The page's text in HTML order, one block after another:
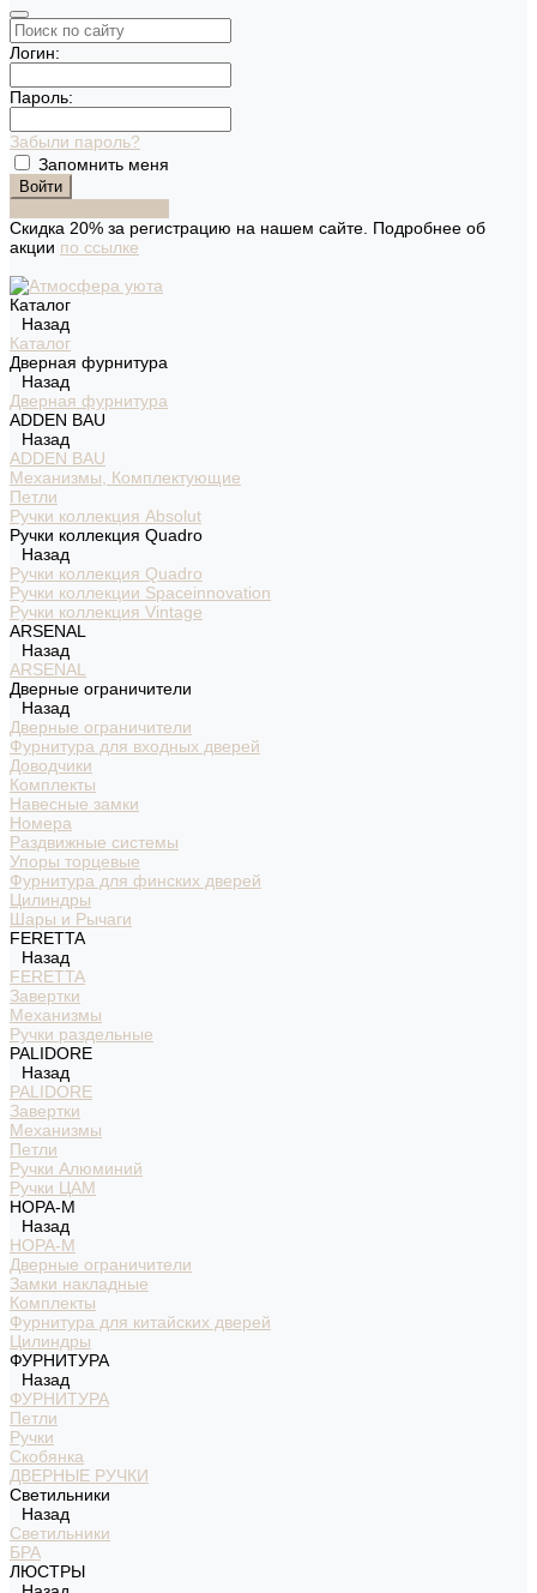
Логин:
Пароль:
Забыли пароль?
Запомнить меня
Скидка 20% за регистрацию на нашем сайте. Подробнее об
акции по ссылке
Каталог
Назад
Каталог
Дверная фурнитура
Назад
Дверная фурнитура
ADDEN BAU
Назад
ADDEN BAU
Механизмы, Комплектующие
Петли
Ручки коллекция Absolut
Ручки коллекция Quadro
Назад
Ручки коллекция Quadro
Ручки коллекции Spaceinnovation
Ручки коллекция Vintage
ARSENAL
Назад
ARSENAL
Дверные ограничители
Назад
Дверные ограничители
Фурнитура для входных дверей
Доводчики
Комплекты
Навесные замки
Номера
Раздвижные системы
Упоры торцевые
Фурнитура для финских дверей
Цилиндры
Шары и Рычаги
FERETTA
Назад
FERETTA
Завертки
Механизмы
Ручки раздельные
PALIDORE
Назад
PALIDORE
Завертки
Механизмы
Петли
Ручки Алюминий
Ручки ЦАМ
НОРА-М
Назад
НОРА-М
Дверные ограничители
Замки накладные
Комплекты
Фурнитура для китайских дверей
Цилиндры
ФУРНИТУРА
Назад
ФУРНИТУРА
Петли
Ручки
Скобянка
ДВЕРНЫЕ РУЧКИ
Светильники
Назад
Светильники
БРА
ЛЮСТРЫ